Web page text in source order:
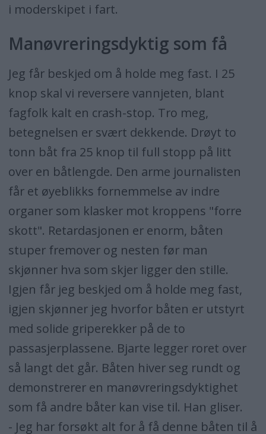
i moderskipet i fart.
Manøvreringsdyktig som få
Jeg får beskjed om å holde meg fast. I 25
knop skal vi reversere vannjeten, blant
fagfolk kalt en crash-stop. Tro meg,
betegnelsen er svært dekkende. Drøyt to
tonn båt fra 25 knop til full stopp på litt
over en båtlengde. Den arme journalisten
får et øyeblikks fornemmelse av indre
organer som klasker mot kroppens "forre
skott". Retardasjonen er enorm, båten
stuper fremover og nesten før man
skjønner hva som skjer ligger den stille.
Igjen får jeg beskjed om å holde meg fast,
igjen skjønner jeg hvorfor båten er utstyrt
med solide griperekker på de to
passasjerplassene. Bjarte legger roret over
så langt det går. Båten hiver seg rundt og
demonstrerer en manøvreringsdyktighet
som få andre båter kan vise til. Han gliser.
- Jeg har forsøkt alt for å få denne båten til å